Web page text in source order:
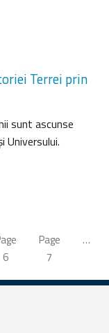
Terrei prin
sunt ascunse
Universului.
6
Page
7
…